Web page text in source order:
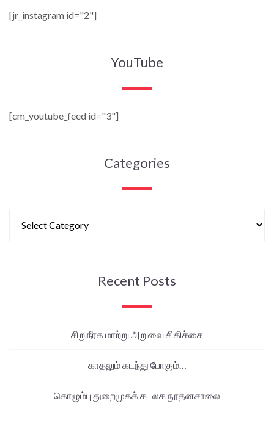
[jr_instagram id="2"]
YouTube
[cm_youtube_feed id="3"]
Categories
Recent Posts
சிறுநீரக மாற்று அறுவை சிகிச்சை
காதலும் கடந்து போகும்…
கொழும்பு துறைமுகக் கடலக நூதனசாலை